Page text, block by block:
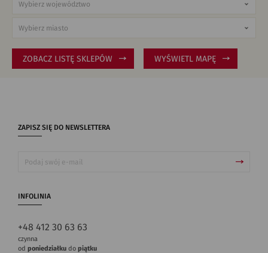
ZOBACZ LISTĘ SKLEPÓW WYŚWIETL MAPĘ
ZAPISZ SIĘ DO NEWSLETTERA
INFOLINIA
+48 412 30 63 63
czynna
od poniedziałku do piątku